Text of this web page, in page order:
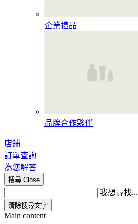
企業禮品
品牌合作夥伴
店鋪
訂單查詢
為您解答
搜尋 Close
我想尋找...
清除搜尋文字
Main content